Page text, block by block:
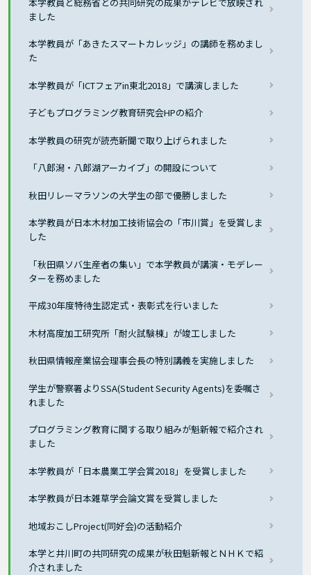
ました
本学教員が「あきたスマートカレッジ」の講師を務めまし
た
本学教員が「ICTフェアin東北2018」で講演しました
子どもプログラミング教育研究会HPの紹介
本学教員の研究が読売新聞で取り上げられました
「八郎潟・八郎湖アーカイブ」の開設について
秋田リレーマラソンの大学生の部で優勝しました
本学教員が日本木材加工技術協会の「市川賞」を受賞しま
した
「秋田県ソバ生産者の集い」で本学教員が講演・モデレー
ターを務めました
平成30年度特待生認定式・表彰式を行いました
木材高度加工研究所「耐火試験棟」が竣工しました
秋田県情報産業協会理事会長の特別講義を実施しました
学生が警察署よりSSA(Student Security Agents)を委嘱さ
れました
プログラミング教育に関する取り組みが魁新報で紹介され
ました
本学教員が「日本農業工学会賞2018」を受賞しました
本学教員が日本雑草学会論文賞を受賞しました
地域おこしProject(同好会)の活動紹介
本学と井川町の共同研究の成果が秋田魁新報とＮＨＫで紹
介されました